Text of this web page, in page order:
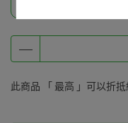
此商品 「 最高 」可以折抵